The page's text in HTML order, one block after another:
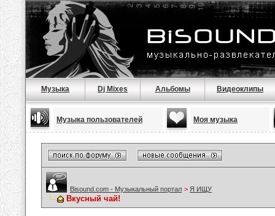
Музыка Dj Mixes Альбомы Видеоклипы
Музыка пользователей Моя музыка
Bisound.com - Музыкальный портал > Я ИЩУ
Вкусный чай!